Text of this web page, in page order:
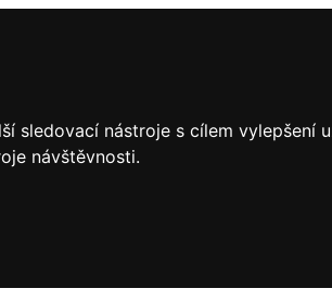
sledovací nástroje s cílem vylepšení
návštěvnosti.